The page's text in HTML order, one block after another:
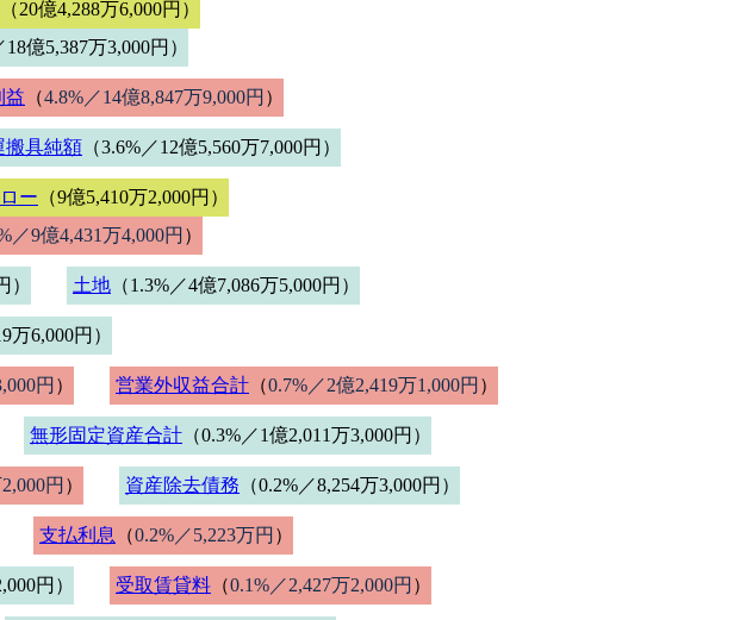
（20億4,288万6,000円）
18億5,387万3,000円）
益 （4.8%／14億8,847万9,000円 ）
搬具純額 （3.6%／12億5,560万7,000円）
ー （9億5,410万2,000円）
／9億4,431万4,000円 ）
） 土地 （1.3%／4億7,086万5,000円）
万6,000円）
円 ） 営業外収益合計 （0.7%／2億2,419万1,000円 ）
無形固定資産合計 （0.3%／1億2,011万3,000円）
円 ） 資産除去債務 （0.2%／8,254万3,000円）
支払利息 （0.2%／5,223万円 ）
円） 受取賃貸料 （0.1%／2,427万2,000円 ）